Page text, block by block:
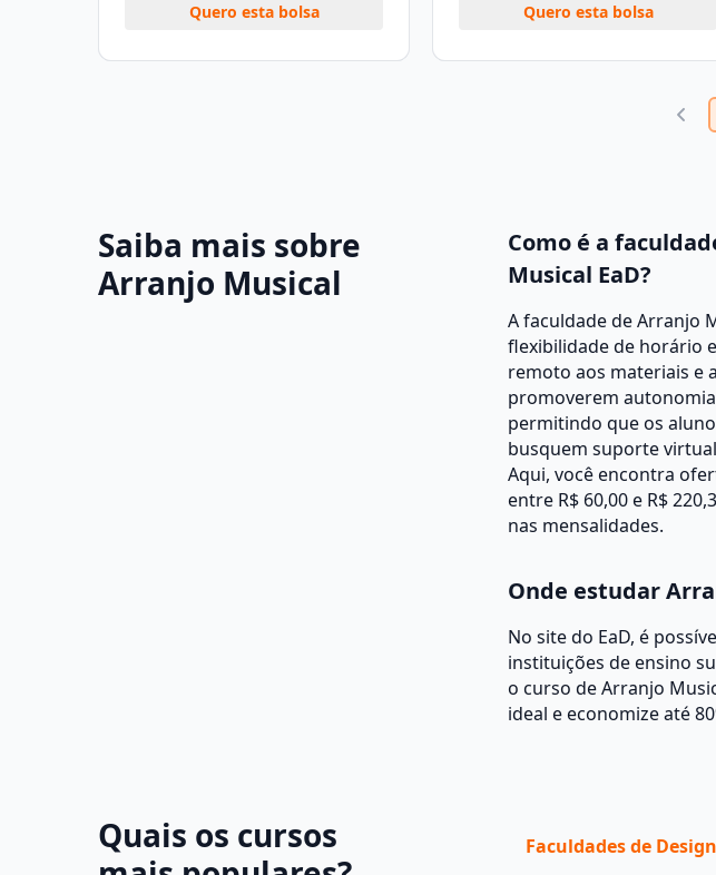
Quero esta bolsa
Quero esta bolsa
Saiba mais sobre
Arranjo Musical
Como é a
Musical EaD?
A faculdade de Arranjo
flexibilidade de horário
remoto aos materiais e
promoverem
permitindo que os
busquem suporte
Aqui, você encontra
entre R$ 60,00 e R$
nas mensalidades.
Onde estudar
No site do EaD, é
instituições de ensino
o curso de Arranjo
ideal e economize até
Quais os cursos
Faculdades de